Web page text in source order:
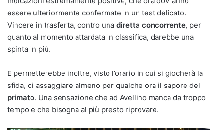
essere ulteriormente confermate in un test delicato.
Vincere in trasferta, contro una diretta concorrente, per
quanto al momento attardata in classifica, darebbe una
spinta in più.
E permetterebbe inoltre, visto l’orario in cui si giocherà la
sfida, di assaggiare almeno per qualche ora il sapore del
primato. Una sensazione che ad Avellino manca da troppo
tempo e che bisogna al più presto riprovare.